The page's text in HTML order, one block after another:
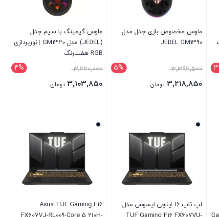
ماوس مخصوص بازی جدل مدل
JEDEL GM1390
5% 3,392,500
3,218,850 تومان
ماوس گیمینگ با سیم جدل
(JEDEL) مدل GM1320 | نورپردازی
RGB هفت‌رنگ
4% 3,220,000
3,103,850 تومان
لپ تاپ 16 اینچی ایسوس مدل
Asus TUF Gaming F16